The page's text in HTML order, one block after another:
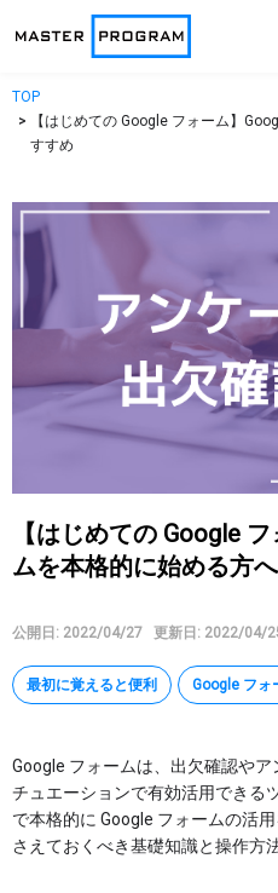
アプリ別使い方動画
Google Meet
Google ドライブ
Google スプレッドシート
Google タスク
特集
講座
TOP
【はじめての Google フォーム】
すすめ
【はじめての Google
ムを本格的に始める方
公開日: 2022/04/27 更新日: 2022/04/
最初に覚えると便利 Google フォ
Google フォームは、出欠確認や
チュエーションで有効活用できる
で本格的に Google フォームの活
さえておくべき基礎知識と操作方